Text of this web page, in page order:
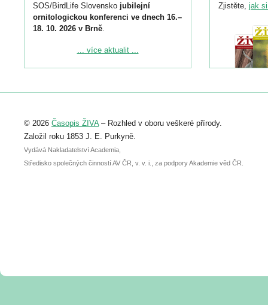
SOS/BirdLife Slovensko jubilejní
ornitologickou konferenci ve dnech 16.–
18. 10. 2026 v Brně.
Podrobnější informace ke konferenci
Registrovat se můžete do 6. září.
abstraktu přihlášené přednášky nebo
posteru je už 30. června.
... více aktualit ...
Zjistěte, jak
© 2026 Časopis ŽIVA– Rozhled v oboru veškeré přírody.
Založil roku 1853 J. E. Purkyně.
Vydává Nakladatelství Academia,
Středisko společných činností AV ČR, v. v. i., za podpory Akademie věd ČR.